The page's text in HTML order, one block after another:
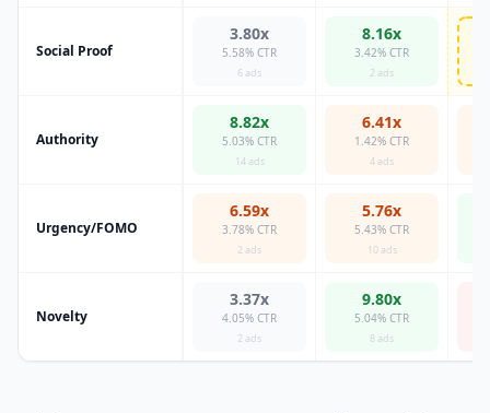
Social Proof
3.80x
5.58% CTR
6 ads
8.16x
3.42% CTR
2 ads
Authority
8.82x
5.03% CTR
14 ads
6.41x
1.42% CTR
4 ads
Urgency/FOMO
6.59x
3.78% CTR
2 ads
5.76x
5.43% CTR
10 ads
Novelty
3.37x
4.05% CTR
2 ads
9.80x
5.04% CTR
8 ads